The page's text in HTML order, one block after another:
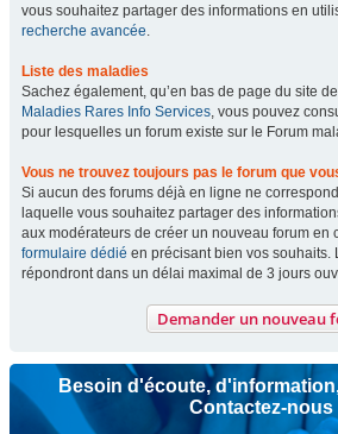
vous souhaitez partager des informations en
recherche avancée.
Liste des maladies
Sachez également, qu’en bas de page du site de
Maladies Rares Info Services, vous pouvez
pour lesquelles un forum existe sur le Forum
Vous ne trouvez toujours pas le forum que
Si aucun des forums déjà en ligne ne
laquelle vous souhaitez partager des
aux modérateurs de créer un nouveau forum en
formulaire dédié en précisant bien vos souhaits.
répondront dans un délai maximal de 3 jours
Demander un nouveau
Besoin d'écoute,
Contactez-nous